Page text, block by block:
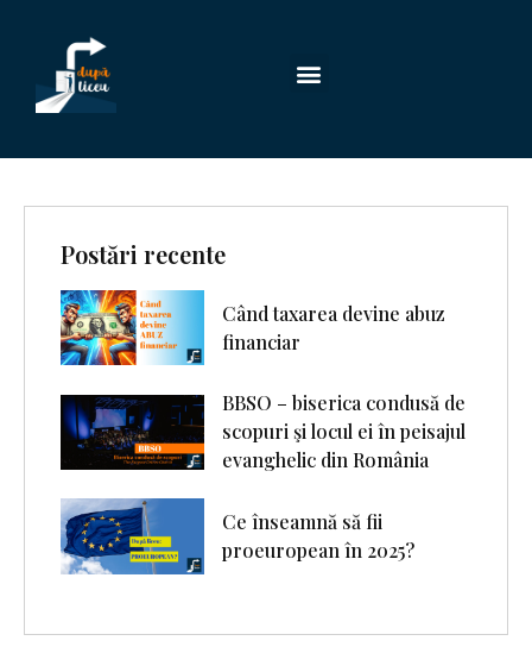
Postări recente
Când taxarea devine abuz
financiar
BBSO – biserica condusă de
scopuri şi locul ei în peisajul
evanghelic din România
Ce înseamnă să fii
proeuropean în 2025?